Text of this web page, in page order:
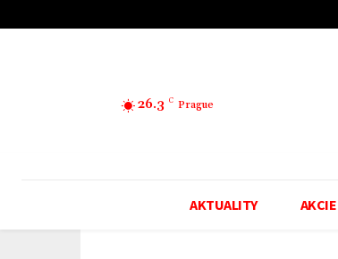
26.3 C Prague
AKTUALITY AKCIE